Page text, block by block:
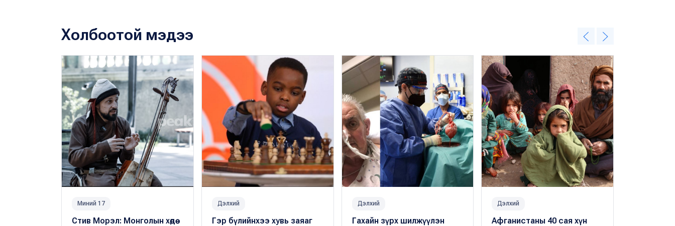
Холбоотой мэдээ
Миний 17
Стив Морэл: Монголын хөдөө
Дэлхий
Гэр бүлийнхээ хувь заяаг
Дэлхий
Гахайн зүрх шилжүүлэн
Дэлхий
Афганистаны 40 сая хүн